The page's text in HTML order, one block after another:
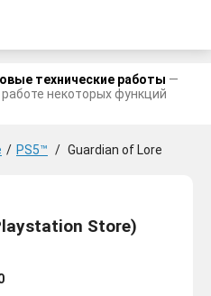
технические работы —
некоторых функций
/ PS5™ / Guardian of Lore
Store)